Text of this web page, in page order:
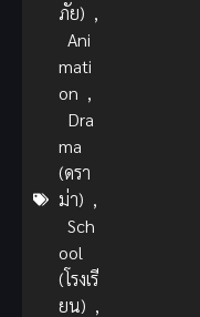
ภัย) ,
Ani
mati
on ,
Dra
ma
(ดรา
ม่า) ,
Sch
ool
(โรงเรี
ยน) ,